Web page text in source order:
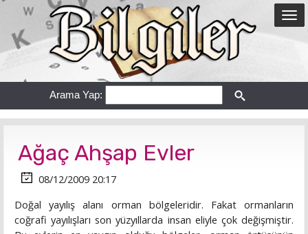
Arama Yap:
Ağaç Ahşap Evler
08/12/2009 20:17
Doğal yayılış alanı orman bölgeleridir. Fakat ormanların
coğrafi yayılışları son yüzyıllarda insan eliyle çok değişmiştir.